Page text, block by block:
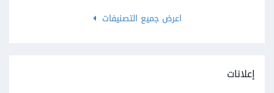
اعرض جميع التصنيفات
إعلانات